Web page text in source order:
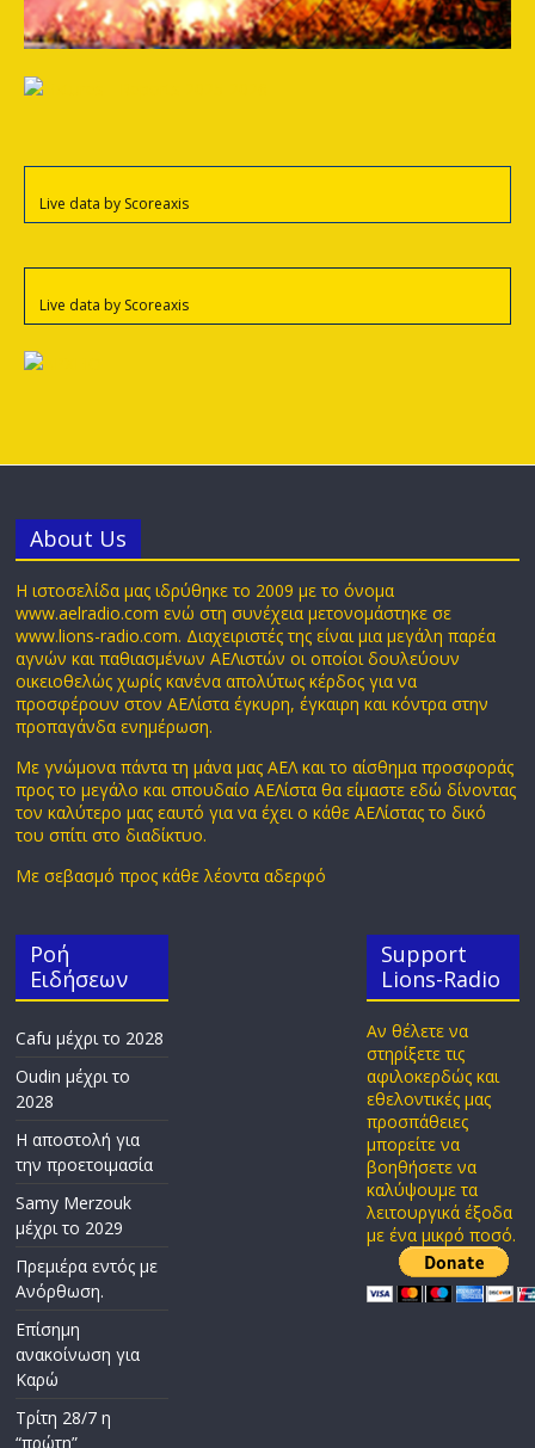
Live data by Scoreaxis
Live data by Scoreaxis
Αbout Us
Η ιστοσελίδα μας ιδρύθηκε το 2009 με το όνομα
www.aelradio.com ενώ στη συνέχεια μετονομάστηκε σε
www.lions-radio.com. Διαχειριστές της είναι μια μεγάλη παρέα
αγνών και παθιασμένων ΑΕΛιστών οι οποίοι δουλεύουν
οικειοθελώς χωρίς κανένα απολύτως κέρδος για να
προσφέρουν στον ΑΕΛίστα έγκυρη, έγκαιρη και κόντρα στην
προπαγάνδα ενημέρωση.
Με γνώμονα πάντα τη μάνα μας ΑΕΛ και το αίσθημα προσφοράς
προς το μεγάλο και σπουδαίο ΑΕΛίστα θα είμαστε εδώ δίνοντας
τον καλύτερο μας εαυτό για να έχει ο κάθε ΑΕΛίστας το δικό
του σπίτι στο διαδίκτυο.
Με σεβασμό προς κάθε λέοντα αδερφό
Ροή
Ειδήσεων
Cafu μέχρι το 2028
Oudin μέχρι το
2028
Η αποστολή για
την προετοιμασία
Samy Merzouk
μέχρι το 2029
Πρεμιέρα εντός με
Ανόρθωση.
Επίσημη
ανακοίνωση για
Καρώ
Τρίτη 28/7 η
“πρώτη”
Support
Lions-Radio
Αν θέλετε να
στηρίξετε τις
αφιλοκερδώς και
εθελοντικές μας
προσπάθειες
μπορείτε να
βοηθήσετε να
καλύψουμε τα
λειτουργικά έξοδα
με ένα μικρό ποσό.